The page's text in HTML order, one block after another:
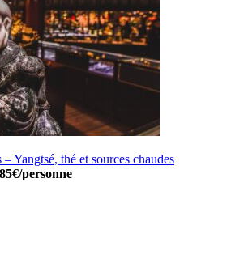
Yangtsé, thé et sources chaudes
personne